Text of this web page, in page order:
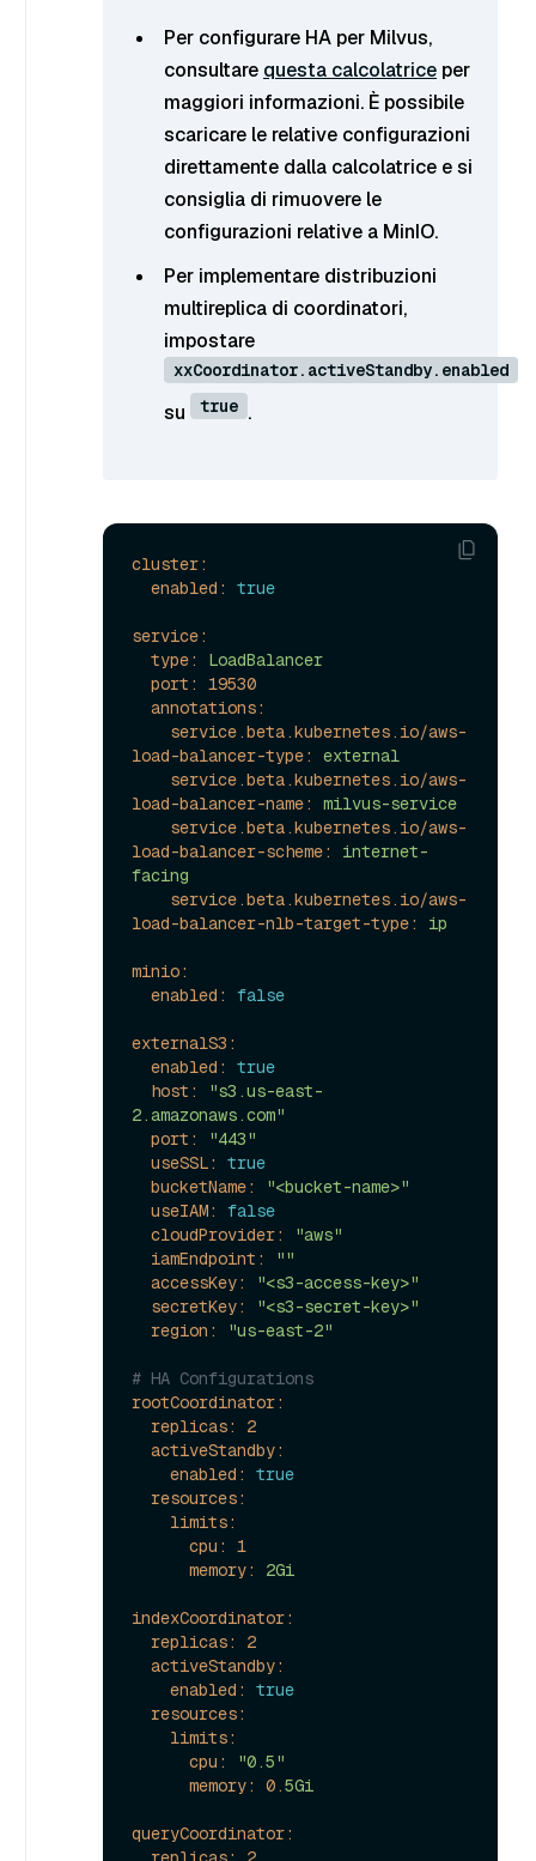
Per configurare HA per Milvus,
consultare questa calcolatrice per
maggiori informazioni. È possibile
scaricare le relative configurazioni
direttamente dalla calcolatrice e si
consiglia di rimuovere le
configurazioni relative a MinIO.
Per implementare distribuzioni
multireplica di coordinatori,
impostare
xxCoordinator.activeStandby.enabled
su true .
cluster:
enabled:
true
service:
type:
LoadBalancer
port:
19530
annotations:
service.beta.kubernetes.io/aws-
load-balancer-type:
external
service.beta.kubernetes.io/aws-
load-balancer-name:
milvus-service
service.beta.kubernetes.io/aws-
load-balancer-scheme:
internet-
facing
service.beta.kubernetes.io/aws-
load-balancer-nlb-target-type:
ip
minio:
enabled:
false
externalS3:
enabled:
true
host:
"s3.us-east-
2.amazonaws.com"
port:
"443"
useSSL:
true
bucketName:
"<bucket-name>"
useIAM:
false
cloudProvider:
"aws"
iamEndpoint:
""
accessKey:
"<s3-access-key>"
secretKey:
"<s3-secret-key>"
region:
"us-east-2"
# HA Configurations
rootCoordinator:
replicas:
2
activeStandby:
enabled:
true
resources:
limits:
cpu:
1
memory:
2Gi
indexCoordinator:
replicas:
2
activeStandby:
enabled:
true
resources:
limits:
cpu:
"0.5"
memory:
0.5Gi
queryCoordinator: